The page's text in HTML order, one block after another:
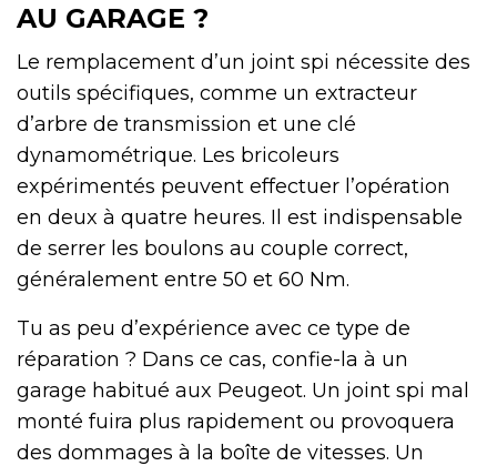
AU GARAGE ?
Le remplacement d’un joint spi nécessite des
outils spécifiques, comme un extracteur
d’arbre de transmission et une clé
dynamométrique. Les bricoleurs
expérimentés peuvent effectuer l’opération
en deux à quatre heures. Il est indispensable
de serrer les boulons au couple correct,
généralement entre 50 et 60 Nm.
Tu as peu d’expérience avec ce type de
réparation ? Dans ce cas, confie-la à un
garage habitué aux Peugeot. Un joint spi mal
monté fuira plus rapidement ou provoquera
des dommages à la boîte de vitesses. Un